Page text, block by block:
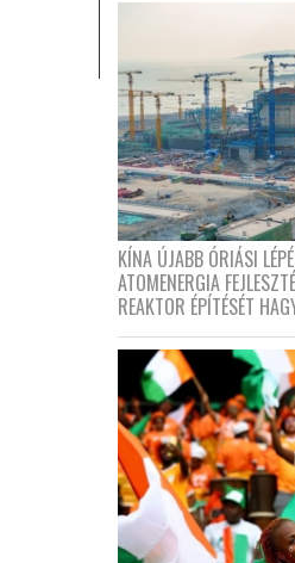
KÍNA ÚJABB ÓRIÁSI
ATOMENERGIA
REAKTOR ÉPÍTÉSÉT